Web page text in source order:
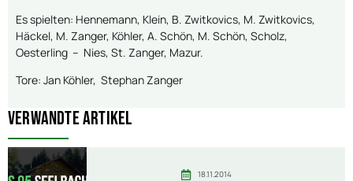
Es spielten: Hennemann, Klein, B. Zwitkovics, M. Zwitkovics,
Häckel, M. Zanger, Köhler, A. Schön, M. Schön, Scholz,
Oesterling – Nies, St. Zanger, Mazur.
Tore: Jan Köhler, Stephan Zanger
Verwandte Artikel
18.11.2014